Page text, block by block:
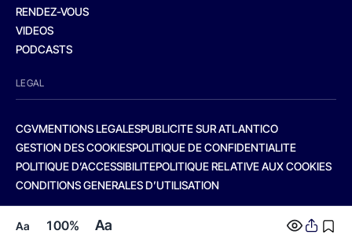
Aa 100% Aa
RENDEZ-VOUS
VIDEOS
PODCASTS
LEGAL
CGVMENTIONS LEGALESPUBLICITE SUR ATLANTICO
GESTION DES COOKIESPOLITIQUE DE CONFIDENTIALITE
POLITIQUE D’ACCESSIBILITEPOLITIQUE RELATIVE AUX COOKIES
CONDITIONS GENERALES D’UTILISATION